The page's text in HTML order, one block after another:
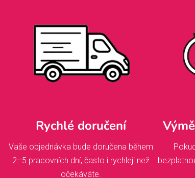
Rychlé doručení
Vaše objednávka bude doručena během
2–5 pracovních dní, často i rychleji než
očekáváte.